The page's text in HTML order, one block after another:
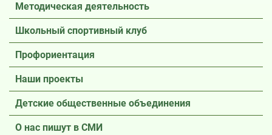
Методическая деятельность
Школьный спортивный клуб
Профориентация
Наши проекты
Детские общественные объединения
О нас пишут в СМИ